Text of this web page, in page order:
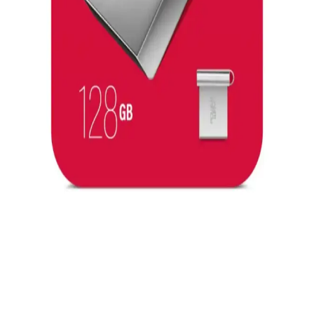
BrødBoost-Mini: USB 5V Gücünü Breadboard'a
Taşıyan Kompakt Breakout Kartı İncelemesi
BrødBoost-Mini, USB 5V voltajını doğrudan breadboard'a ileten
küçük bir breakout kartıdır. Basit tasarımı ve açık kaynak
dosyalarıyla elektronik prototiplemede pratik bir çözüm sunar.
Samsung USB Tip-C Kabloları: Güvenli ve
Dayanıklı Orijinal Aksesuarlar
Samsung orijinal USB Tip-C kabloları yüksek kalite malzeme ve
güvenlik özellikleriyle dayanıklı, hızlı şarj ve veri aktarımı sağlar.
Uzun ömürlü kullanım için doğru bakım önemlidir.